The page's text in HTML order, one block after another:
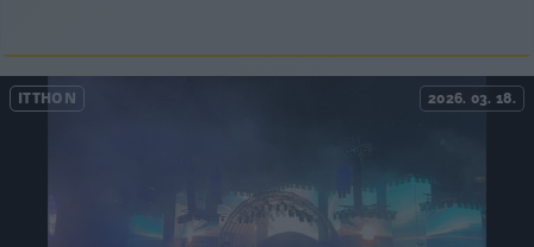
ITTHON 2026. 03. 18.